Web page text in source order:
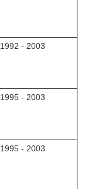
1992 - 2003
1995 - 2003
1995 - 2003